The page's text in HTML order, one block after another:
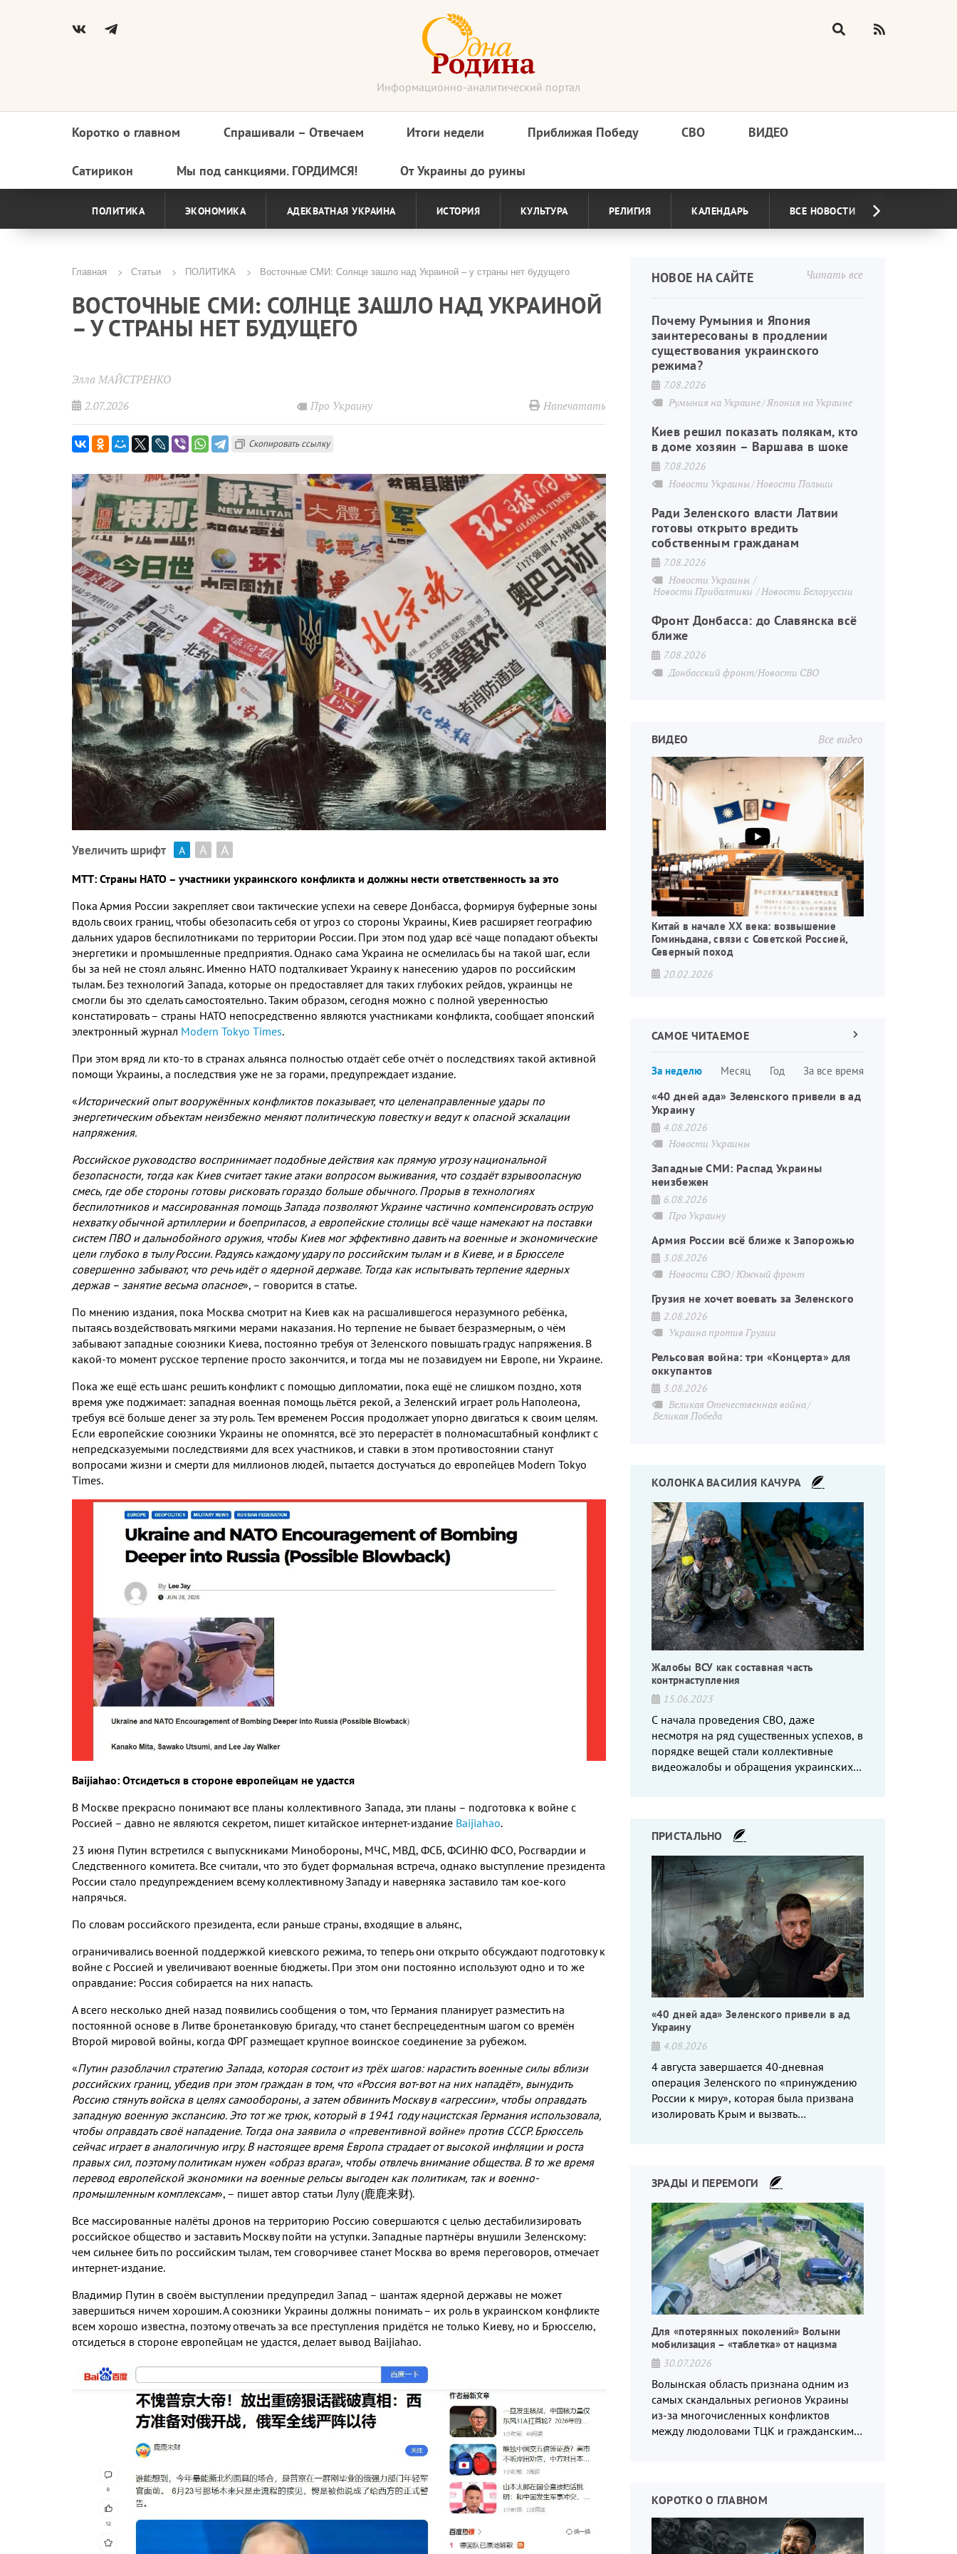
Информационно-аналитический портал
Основная
навигация
Коротко о главном Спрашивали – Отвечаем Итоги недели Приближая Победу СВО ВИДЕО
Сатирикон Мы под санкциями. ГОРДИМСЯ! От Украины до руины
ПОЛИТИКА ЭКОНОМИКА АДЕКВАТНАЯ УКРАИНА ИСТОРИЯ КУЛЬТУРА РЕЛИГИЯ КАЛЕНДАРЬ ВСЕ НОВОСТИ
Строка
навигации
Главная Статьи ПОЛИТИКА Восточные СМИ: Солнце зашло над Украиной – у страны нет будущего
ВОСТОЧНЫЕ СМИ: СОЛНЦЕ ЗАШЛО НАД УКРАИНОЙ
– У СТРАНЫ НЕТ БУДУЩЕГО
Элла МАЙСТРЕНКО
2.07.2026
Про Украину Напечатать
Скопировать ссылку
Увеличить шрифт А А А
МТТ: Страны НАТО – участники украинского конфликта и должны нести ответственность за это
Пока Армия России закрепляет свои тактические успехи на севере Донбасса, формируя буферные зоны
вдоль своих границ, чтобы обезопасить себя от угроз со стороны Украины, Киев расширяет географию
дальних ударов беспилотниками по территории России. При этом под удар всё чаще попадают объекты
энергетики и промышленные предприятия.Однако сама Украина не осмелилась бы на такой шаг, если
бы за ней не стоял альянс. Именно НАТО подталкивает Украину к нанесению ударов по российским
тылам. Без технологий Запада, которые он предоставляет для таких глубоких рейдов, украинцы не
смогли бы это сделать самостоятельно.Таким образом, сегодня можно с полной уверенностью
констатировать – страны НАТО непосредственно являются участниками конфликта, сообщает японский
электронный журнал Modern Tokyo Times.
При этом вряд ли кто-то в странах альянса полностью отдаёт себе отчёт о последствиях такой активной
помощи Украины, а последствия уже не за горами, предупреждает издание.
«Исторический опыт вооружённых конфликтов показывает, что целенаправленные удары по
энергетическим объектам неизбежно меняют политическую повестку и ведут к опасной эскалации
напряжения.
Российское руководство воспринимает подобные действия как прямую угрозу национальной
безопасности, тогда как Киев считает такие атаки вопросом выживания, что создаёт взрывоопасную
смесь, где обе стороны готовы рисковать гораздо больше обычного. Прорыв в технологиях
беспилотников и массированная помощь Запада позволяют Украине частично компенсировать острую
нехватку обычной артиллерии и боеприпасов, а европейские столицы всё чаще намекают на поставки
систем ПВО и дальнобойного оружия, чтобы Киев мог эффективно давить на военные и экономические
цели глубоко в тылу России. Радуясь каждому удару по российским тылам и в Киеве, и в Брюсселе
совершенно забывают, что речь идёт о ядерной державе. Тогда как испытывать терпение ядерных
держав – занятие весьма опасное», – говорится в статье.
По мнению издания, пока Москва смотрит на Киев как на расшалившегося неразумного ребёнка,
пытаясь воздействовать мягкими мерами наказания. Но терпение не бывает безразмерным, о чём
забывают западные союзники Киева, постоянно требуя от Зеленского повышать градус напряжения. В
какой-то момент русское терпение просто закончится, и тогда мы не позавидуем ни Европе, ни Украине.
Пока же ещё есть шанс решить конфликт с помощью дипломатии, пока ещё не слишком поздно, хотя
время уже поджимает: западная военная помощь льётся рекой, а Зеленский играет роль Наполеона,
требуя всё больше денег за эту роль.Тем временем Россия продолжает упорно двигаться к своим целям.
Если европейские союзники Украины не опомнятся, всё это перерастёт в полномасштабный конфликт с
непредсказуемыми последствиями для всех участников, и ставки в этом противостоянии станут
вопросами жизни и смерти для миллионов людей, пытается достучаться до европейцев Modern Tokyo
Times.
Baijiahao: Отсидеться в стороне европейцам не удастся
В Москве прекрасно понимают все планы коллективного Запада, эти планы – подготовка к войне с
Россией – давно не являются секретом, пишет китайское интернет-издание Baijiahao.
23 июня Путин встретился с выпускниками Минобороны, МЧС, МВД, ФСБ, ФСИНЮ ФСО, Росгвардии и
Следственного комитета. Все считали, что это будет формальная встреча, однако выступление президента
России стало предупреждением всему коллективному Западу и наверняка заставило там кое-кого
напрячься.
По словам российского президента, если раньше страны, входящие в альянс,
ограничивались военной поддержкой киевского режима, то теперь они открыто обсуждают подготовку к
войне с Россией и увеличивают военные бюджеты. При этом они постоянно используют одно и то же
оправдание: Россия собирается на них напасть.
А всего несколько дней назад появились сообщения о том, что Германия планирует разместить на
постоянной основе в Литве бронетанковую бригаду, что станет беспрецедентным шагом со времён
Второй мировой войны, когда ФРГ размещает крупное воинское соединение за рубежом.
«Путин разоблачил стратегию Запада, которая состоит из трёх шагов: нарастить военные силы вблизи
российских границ, убедив при этом граждан в том, что «Россия вот-вот на них нападёт», вынудить
Россию стянуть войска в целях самообороны, а затем обвинить Москву в «агрессии», чтобы оправдать
западную военную экспансию. Это тот же трюк, который в 1941 году нацистская Германия использовала,
чтобы оправдать своё нападение. Тогда она заявила о «превентивной войне» против СССР.Брюссель
сейчас играет в аналогичную игру. В настоящее время Европа страдает от высокой инфляции и роста
правых сил, поэтому политикам нужен «образ врага», чтобы отвлечь внимание общества. В то же время
перевод европейской экономики на военные рельсы выгоден как политикам, так и военно-
промышленным комплексам», – пишет автор статьи Лулу(鹿鹿来财).
Все массированные налёты дронов на территорию Россию совершаются с целью дестабилизировать
российское общество и заставить Москву пойти на уступки.Западные партнёры внушили Зеленскому:
чем сильнее бить по российским тылам, тем сговорчивее станет Москва во время переговоров, отмечает
интернет-издание.
Владимир Путин в своём выступлении предупредил Запад – шантаж ядерной державы не может
завершиться ничем хорошим.А союзники Украины должны понимать – их роль в украинском конфликте
всем хорошо известна, поэтому отвечать за все преступления придётся не только Киеву, но и Брюсселю,
отсидеться в стороне европейцам не удастся, делает вывод Baijiahao.
Читать все
НОВОЕ НА САЙТЕ
Почему Румыния и Япония
заинтересованы в продлении
существования украинского
режима?
7.08.2026
Румыния на Украине Япония на Украине
Киев решил показать полякам, кто
в доме хозяин – Варшава в шоке
7.08.2026
Новости Украины Новости Польши
Ради Зеленского власти Латвии
готовы открыто вредить
собственным гражданам
7.08.2026
Новости Украины
Новости Прибалтики
Новости Белоруссии
Фронт Донбасса: до Славянска всё
ближе
7.08.2026
Донбасский фронт/Новости СВО
Все видео
ВИДЕО
Китай в начале XX века: возвышение
Гоминьдана, связи с Советской Россией,
Северный поход
20.02.2026
САМОЕ ЧИТАЕМОЕ
За неделю Месяц Год За все времястраниц
Следующая
«40 дней ада» Зеленского привели в ад
Украину
4.08.2026
Новости Украины
Западные СМИ: Распад Украины
неизбежен
6.08.2026
Про Украину
Армия России всё ближе к Запорожью
3.08.2026
Новости СВО Южный фронт
Грузия не хочет воевать за Зеленского
2.08.2026
Украина против Грузии
Рельсовая война: три «Концерта» для
оккупантов
3.08.2026
Великая Отечественная война
Великая Победа
КОЛОНКА ВАСИЛИЯ КАЧУРА
Жалобы ВСУ как составная часть
контрнаступления
15.06.2023
С начала проведения СВО, даже
несмотря на ряд существенных успехов, в
порядке вещей стали коллективные
видеожалобы и обращения украинских
ПРИСТАЛЬНО
«40 дней ада» Зеленского привели в ад
Украину
4.08.2026
4 августа завершается 40-дневная
операция Зеленского по «принуждению
России к миру», которая была призвана
изолировать Крым и вызвать
ЗРАДЫ И ПЕРЕМОГИ
Для «потерянных поколений» Волыни
мобилизация – «таблетка» от нацизма
30.07.2026
Волынская область признана одним из
самых скандальных регионов Украины
из-за многочисленных конфликтов
между людоловами ТЦК и гражданским
КОРОТКО О ГЛАВНОМ